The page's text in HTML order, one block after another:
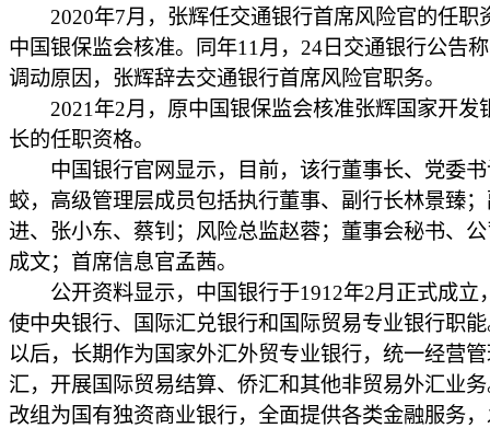
2020年7月，张辉任交通银行首席风险官的任职
中国银保监会核准。同年11月，24日交通银行公告
调动原因，张辉辞去交通银行首席风险官职务。
2021年2月，原中国银保监会核准张辉国家开发
长的任职资格。
中国银行官网显示，目前，该行董事长、党委书
蛟，高级管理层成员包括执行董事、副行长林景臻
进、张小东、蔡钊；风险总监赵蓉；董事会秘书、
成文；首席信息官孟茜。
公开资料显示，中国银行于1912年2月正式成立
使中央银行、国际汇兑银行和国际贸易专业银行职
以后，长期作为国家外汇外贸专业银行，统一经营
汇，开展国际贸易结算、侨汇和其他非贸易外汇业
改组为国有独资商业银行，全面提供各类金融服务